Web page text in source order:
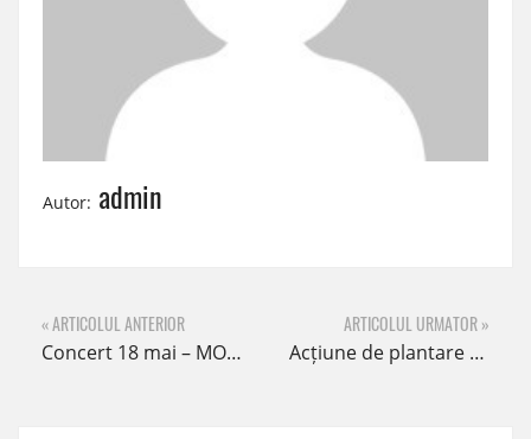
Autor: admin
« ARTICOLUL ANTERIOR
Concert 18 mai – MOZART FOREVER I
ARTICOLUL URMATOR »
Acțiune de plantare de Ziua Familiei în Constanța